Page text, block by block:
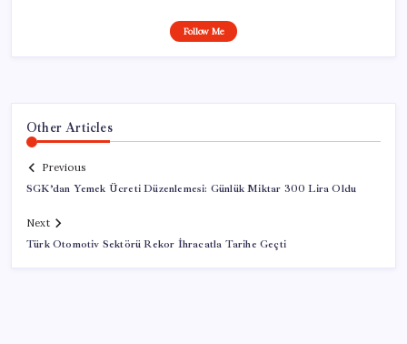
Follow Me
Other Articles
Previous
SGK’dan Yemek Ücreti Düzenlemesi: Günlük Miktar 300 Lira Oldu
Next
Türk Otomotiv Sektörü Rekor İhracatla Tarihe Geçti